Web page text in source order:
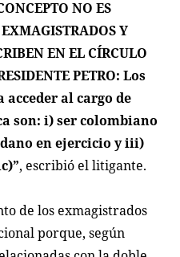
NO ES
Y
EN EL CÍRCULO
PETRO: Los
al cargo de
son: i) ser colombiano
en ejercicio y iii)
, escribió el litigante.
de los exmagistrados
porque, según